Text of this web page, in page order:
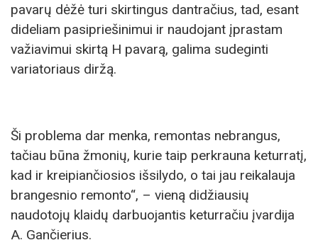
pavarų dėžė turi skirtingus dantračius, tad, esant
dideliam pasipriešinimui ir naudojant įprastam
važiavimui skirtą H pavarą, galima sudeginti
variatoriaus diržą.
Ši problema dar menka, remontas nebrangus,
tačiau būna žmonių, kurie taip perkrauna keturratį,
kad ir kreipiančiosios išsilydo, o tai jau reikalauja
brangesnio remonto“, – vieną didžiausių
naudotojų klaidų darbuojantis keturračiu įvardija
A. Gančierius.